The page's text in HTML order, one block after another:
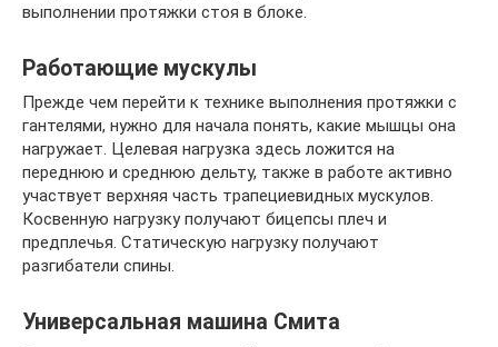
выполнении протяжки стоя в блоке.
Работающие мускулы
Прежде чем перейти к технике выполнения протяжки с
гантелями, нужно для начала понять, какие мышцы она
нагружает. Целевая нагрузка здесь ложится на
переднюю и среднюю дельту, также в работе активно
участвует верхняя часть трапециевидных мускулов.
Косвенную нагрузку получают бицепсы плеч и
предплечья. Статическую нагрузку получают
разгибатели спины.
Универсальная машина Смита